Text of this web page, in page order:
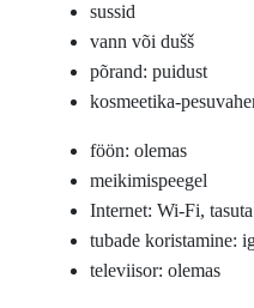
sussid
vann või dušš
põrand: puidust
kosmeetika-
föön: olemas
meikimispeegel
Internet: Wi-Fi, tasuta
tubade koristamine:
televiisor: olemas